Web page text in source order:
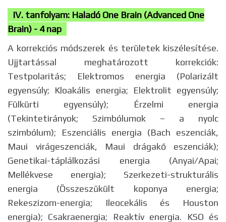
IV. tanfolyam: Haladó One Brain (Advanced One
Brain) - 4 nap
A korrekciós módszerek és területek kiszélesítése.
Ujjtartással meghatározott korrekciók:
Testpolaritás; Elektromos energia (Polarizált
egyensúly; Kloakális energia; Elektrolit egyensúly;
Fülkürti egyensúly); Érzelmi energia
(Tekintetirányok; Szimbólumok – a nyolc
szimbólum); Eszenciális energia (Bach eszenciák,
Maui virágeszenciák, Maui drágakő eszenciák);
Genetikai-táplálkozási energia (Anyai/Apai;
Mellékvese energia); Szerkezeti-strukturális
energia (Összeszűkült koponya energia;
Rekeszizom-energia; Ileocekális és Houston
energia); Csakraenergia; Reaktív energia. KSO és